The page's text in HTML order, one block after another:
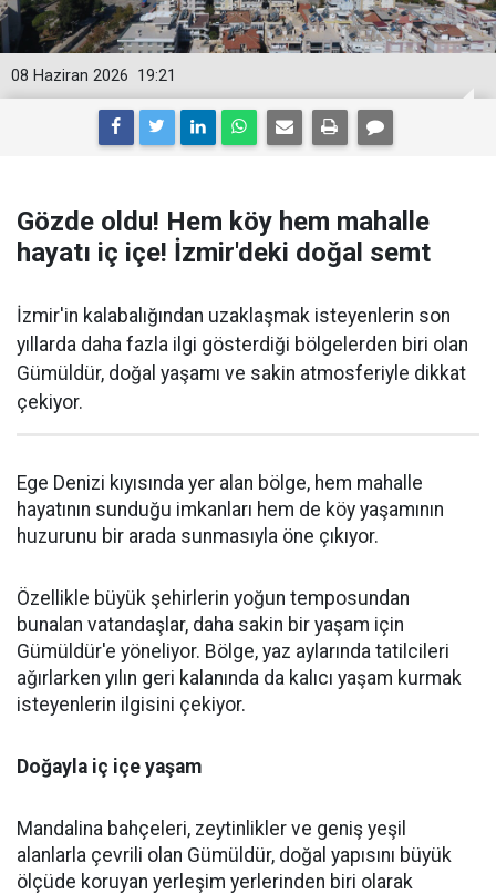
19:21
08 Haziran 2026
Gözde oldu! Hem köy hem mahalle
hayatı iç içe! İzmir'deki doğal semt
İzmir'in kalabalığından uzaklaşmak isteyenlerin son
yıllarda daha fazla ilgi gösterdiği bölgelerden biri olan
Gümüldür, doğal yaşamı ve sakin atmosferiyle dikkat
çekiyor.
Ege Denizi kıyısında yer alan bölge, hem mahalle
hayatının sunduğu imkanları hem de köy yaşamının
huzurunu bir arada sunmasıyla öne çıkıyor.
Özellikle büyük şehirlerin yoğun temposundan
bunalan vatandaşlar, daha sakin bir yaşam için
Gümüldür'e yöneliyor. Bölge, yaz aylarında tatilcileri
ağırlarken yılın geri kalanında da kalıcı yaşam kurmak
isteyenlerin ilgisini çekiyor.
Doğayla iç içe yaşam
Mandalina bahçeleri, zeytinlikler ve geniş yeşil
alanlarla çevrili olan Gümüldür, doğal yapısını büyük
ölçüde koruyan yerleşim yerlerinden biri olarak